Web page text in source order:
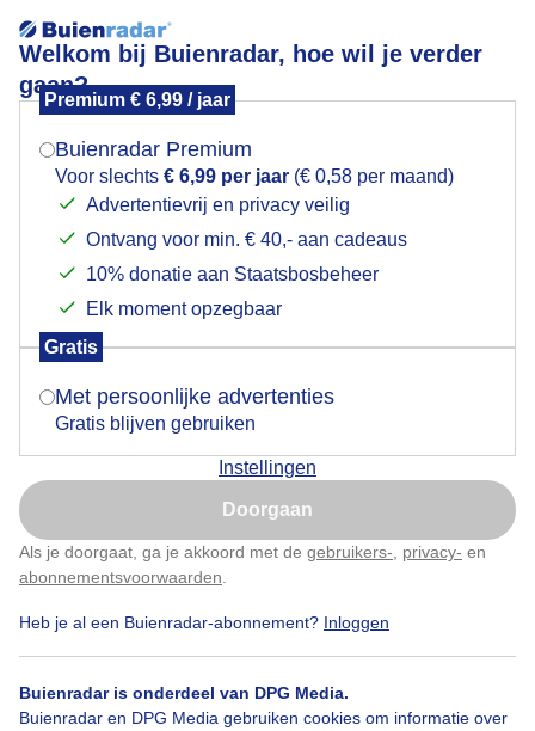
Welkom bij Buienradar, hoe wil je verder
gaan?
Premium € 6,99 / jaar
Buienradar Premium
Voor slechts € 6,99 per jaar (€ 0,58 per maand)
Advertentievrij en privacy veilig
Ontvang voor min. € 40,- aan cadeaus
10% donatie aan Staatsbosbeheer
Elk moment opzegbaar
Gratis
Met persoonlijke advertenties
Gratis blijven gebruiken
Instellingen
Doorgaan
Als je doorgaat, ga je akkoord met de gebruikers- privacy- en
abonnementsvoorwaarden
Heb je al een Buienradar-abonnement? Inloggen
Buienradar is onderdeel van DPG Media.
Buienradar en DPG Media gebruiken cookies om informatie over
koeien in de polder
Door: Piet Grim
Mogen we je locatie gebruiken voor het
Indien je hier nog geen akkoord op hebt gegeven,
verschijnt er zo een pop-up uit je browser waarin
Is goed, toon de popup
Nu niet, misschien later
Klik hierom dit aan te passen